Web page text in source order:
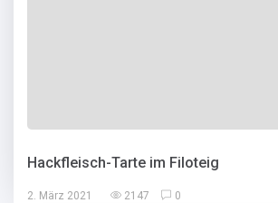
Hackfleisch-Tarte im Filoteig
2. März 2021 2147 0